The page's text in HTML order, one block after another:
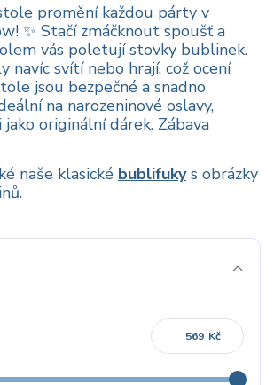
promění každou párty v
✨ Stačí zmáčknout spoušť a
vás poletují stovky bublinek.
navíc svítí nebo hrají, což ocení
jsou bezpečné a snadno
na narozeninové oslavy,
originální dárek. Zábava
naše klasické bublifukys obrázky
Kč